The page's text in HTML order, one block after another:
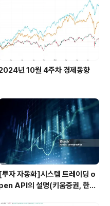
년 10월 4주차 경제동향
[투자 자동화]시스템 트레이딩 o
API의 설명(키움증권, 한국